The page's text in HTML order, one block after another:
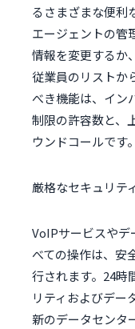
るさまざまな便利
エージェントの管
情報を変更するか
従業員のリストか
べき機能は、イン
制限の許容数と、
ウンドコールです。
厳格なセキュリテ
VoIPサービスやデ
べての操作は、安
行されます。24時
リティおよびデー
新のデータセンタ